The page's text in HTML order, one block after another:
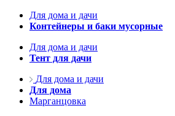
Для дома и дачи
Контейнеры и баки мусорные
Для дома и дачи
Тент для дачи
Для дома и дачи
Для дома
Марганцовка